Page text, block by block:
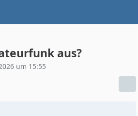
aus?
um 15:55